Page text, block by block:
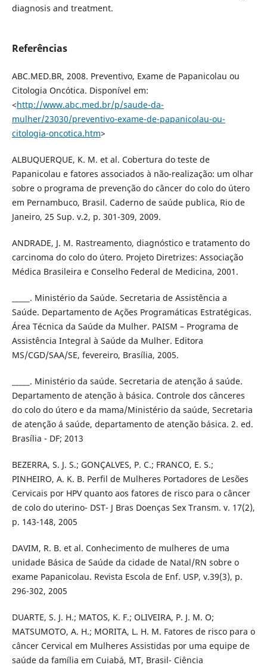
diagnosis and treatment.
Referências
ABC.MED.BR, 2008. Preventivo, Exame de Papanicolau ou
Citologia Oncótica. Disponível em:
<http://www.abc.med.br/p/saude-da-
mulher/23030/preventivo-exame-de-papanicolau-ou-
citologia-oncotica.htm>
ALBUQUERQUE, K. M. et al. Cobertura do teste de
Papanicolau e fatores associados à não-realização: um olhar
sobre o programa de prevenção do câncer do colo do útero
em Pernambuco, Brasil. Caderno de saúde publica, Rio de
Janeiro, 25 Sup. v.2, p. 301-309, 2009.
ANDRADE, J. M. Rastreamento, diagnóstico e tratamento do
carcinoma do colo do útero. Projeto Diretrizes: Associação
Médica Brasileira e Conselho Federal de Medicina, 2001.
_____. Ministério da Saúde. Secretaria de Assistência a
Saúde. Departamento de Ações Programáticas Estratégicas.
Área Técnica da Saúde da Mulher. PAISM – Programa de
Assistência Integral à Saúde da Mulher. Editora
MS/CGD/SAA/SE, fevereiro, Brasília, 2005.
_____. Ministério da saúde. Secretaria de atenção á saúde.
Departamento de atenção à básica. Controle dos cânceres
do colo do útero e da mama/Ministério da saúde, Secretaria
de atenção á saúde, departamento de atenção básica. 2. ed.
Brasília - DF; 2013
BEZERRA, S. J. S.; GONÇALVES, P. C.; FRANCO, E. S.;
PINHEIRO, A. K. B. Perfil de Mulheres Portadores de Lesões
Cervicais por HPV quanto aos fatores de risco para o câncer
de colo do uterino- DST- J Bras Doenças Sex Transm. v. 17(2),
p. 143-148, 2005
DAVIM, R. B. et al. Conhecimento de mulheres de uma
unidade Básica de Saúde da cidade de Natal/RN sobre o
exame Papanicolau. Revista Escola de Enf. USP, v.39(3), p.
296-302, 2005
DUARTE, S. J. H.; MATOS, K. F.; OLIVEIRA, P. J. M. O;
MATSUMOTO, A. H.; MORITA, L. H. M. Fatores de risco para o
câncer Cervical em Mulheres Assistidas por uma equipe de
saúde da família em Cuiabá, MT, Brasil- Ciência